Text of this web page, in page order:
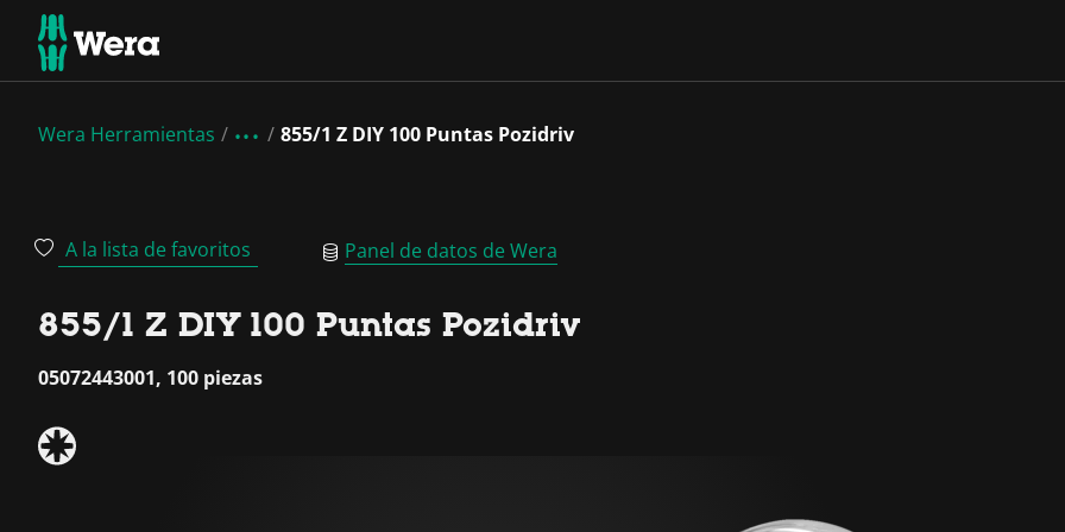
Wera Herramientas 855/1 Z DIY 100 Puntas Pozidriv
A la lista de favoritos Panel de datos de Wera
855/1 Z DIY 100 Puntas Pozidriv
05072443001, 100 piezas